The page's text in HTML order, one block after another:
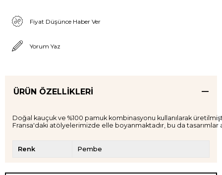
Fiyat Düşünce Haber Ver
Yorum Yaz
ÜRÜN ÖZELLIKLERI
Doğal kauçuk ve %100 pamuk kombinasyonu kullanılarak
Renk Pembe